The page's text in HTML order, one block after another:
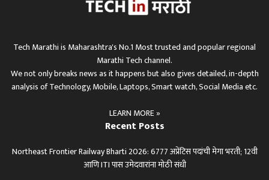
Tech Marathi is Maharashtra's No.1 Most trusted and popular regional
Marathi Tech channel.
We not only breaks news as it happens but also gives detailed, in-depth
analysis of Technology, Mobile, Laptops, Smart watch, Social Media etc.
LEARN MORE »
Recent Posts
Northeast Frontier Railway Bharti 2026: 6777 अप्रेंटिस पदांची मेगा भरती; 12वी
आणि ITI पास उमेदवारांना मोठी संधी